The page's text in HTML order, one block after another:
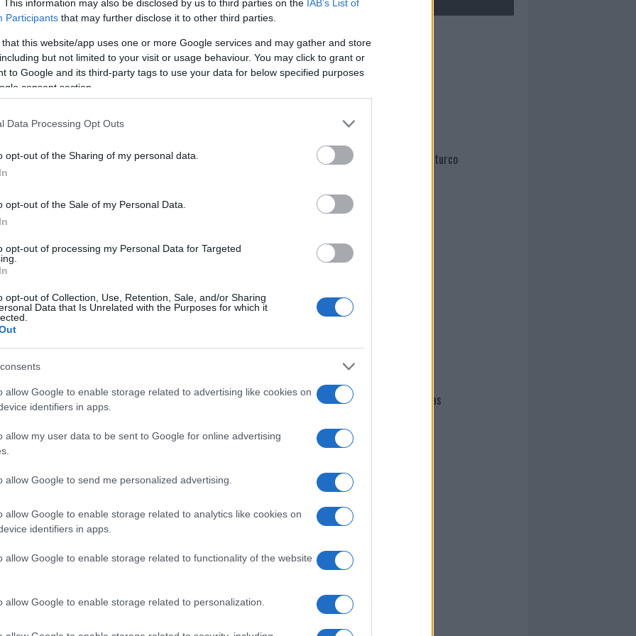
This information may also be disclosed by us to third parties on the IAB’s List of
Participants that may further disclose it to other third parties.
that this website/app uses one or more Google services and may gather and store
but not limited to your visit or usage behaviour. You may click to grant or
to Google and its third-party tags to use your data for below specified purposes
consent section.
Data Processing Opt Outs
opt-out of the Sharing of my personal data.
opt-out of the Sale of my Personal Data.
opt-out of processing my Personal Data for Targeted
opt-out of Collection, Use, Retention, Sale, and/or Sharing
Data that Is Unrelated with the Purposes for which it
allow Google to enable storage related to advertising like cookies on
identifiers in apps.
allow my user data to be sent to Google for online advertising
allow Google to send me personalized advertising.
allow Google to enable storage related to analytics like cookies on
identifiers in apps.
allow Google to enable storage related to functionality of the website
allow Google to enable storage related to personalization.
abitazione, previo contatto telefonico da
di polizia.
viene contattata al proprio numero
una persona, che si presenta come un
o commissario di polizia) per
causato un grave incidente
dietro minaccia di sicura carcerazione
a cedere i propri averi. La persona
ridotta ad uno stato di costrizione
del fatto e all’unica via
in suo possesso, pur di evitare il carcere
trattenuta costantemente al telefono,
a nessuno, si presenta la
che spesso, anch’ella si presenta come
di chi ha preso contatti con i
descritto
della Squadra Mobile si sono messi
era salito sulla nave, già in partenza per
la macchina. Con la collaborazione del
di bordo, nonché dei poliziotti
il giovane è stato rintracciato,
dei soggetti e di parte del maltolto,
delle immagini estrapolate dai sistemi di
dei fatti.
di gravi indizi di colpevolezza
del reato di estorsione, i due giovani
di delitto, su iniziativa, e, su
Mario Malu
Paolo Pinna
Martina Agostina Diturco
Giovannimaria Cabras